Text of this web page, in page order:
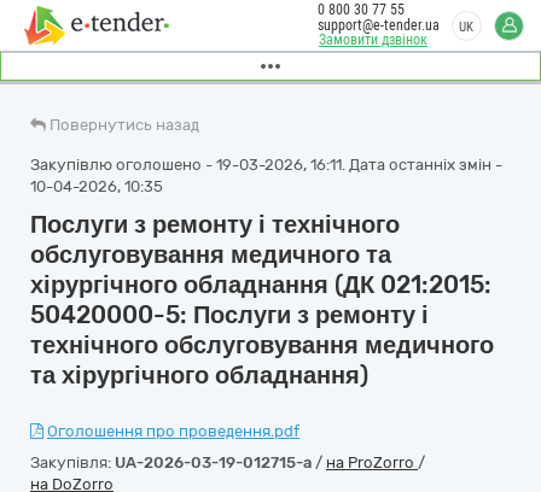
Замовити дзвінок
0 800 30 77 55
support@e-tender.ua
UK
Повернутись назад
Закупівлю оголошено - 19-03-2026, 16:11. Дата останніх змін -
10-04-2026, 10:35
Послуги з ремонту і технічного
обслуговування медичного та
хірургічного обладнання (ДК 021:2015:
50420000-5: Послуги з ремонту і
технічного обслуговування медичного
та хірургічного обладнання)
Оголошення про проведення.pdf
Закупівля: UA-2026-03-19-012715-a / на ProZorro /
на DoZorro